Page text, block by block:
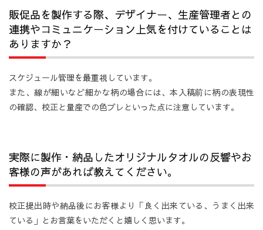
販促品を製作する際、デザイナー、生産管理者との
連携やコミュニケーション上気を付けていることは
ありますか？
スケジュール管理を最重視しています。
また、線が細いなど細かな柄の場合には、本入稿前に柄の表現性
の確認、校正と量産での色ブレといった点に注意しています。
実際に製作・納品したオリジナルタオルの反響やお
客様の声があれば教えてください。
校正提出時や納品後にお客様より「良く出来ている、うまく出来
ている」とお言葉をいただくと嬉しく思います。